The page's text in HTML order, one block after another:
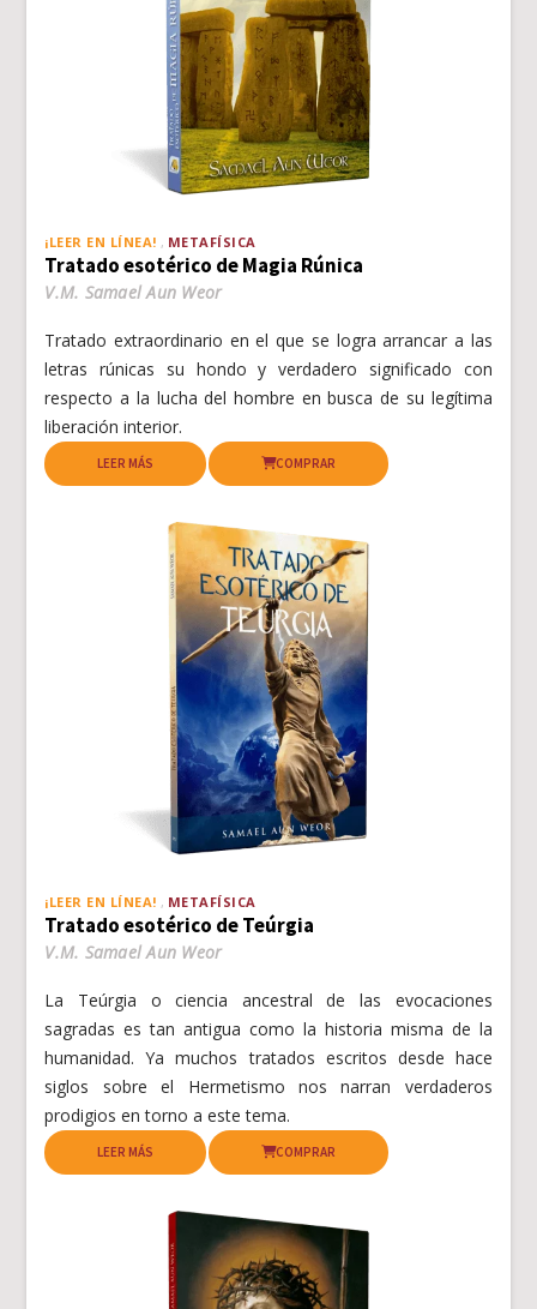
¡LEER EN LÍNEA! METAFÍSICA
Tratado esotérico de Magia Rúnica
V.M. Samael Aun Weor
Tratado extraordinario en el que se logra arrancar a las
letras rúnicas su hondo y verdadero significado con
respecto a la lucha del hombre en busca de su legítima
liberación interior.
LEER MÁS COMPRAR
¡LEER EN LÍNEA! METAFÍSICA
Tratado esotérico de Teúrgia
V.M. Samael Aun Weor
La Teúrgia o ciencia ancestral de las evocaciones
sagradas es tan antigua como la historia misma de la
humanidad. Ya muchos tratados escritos desde hace
siglos sobre el Hermetismo nos narran verdaderos
prodigios en torno a este tema.
LEER MÁS COMPRAR